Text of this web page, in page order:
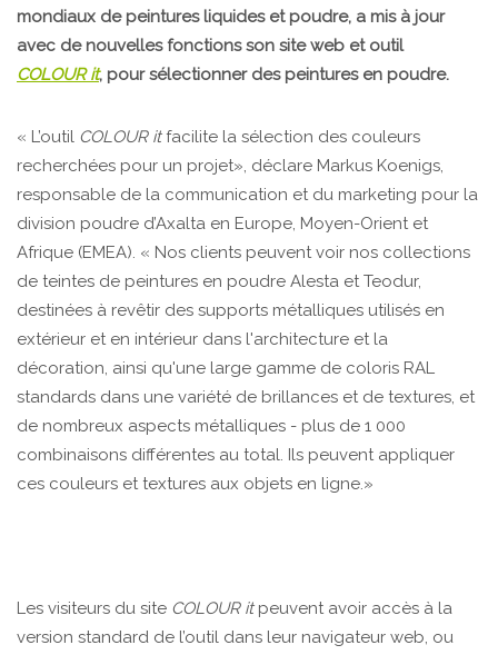
mondiaux de peintures liquides et poudre, a mis à jour
avec de nouvelles fonctions son site web et outil
COLOUR it, pour sélectionner des peintures en poudre.
« L’outil COLOUR itfacilite la sélection des couleurs
recherchées pour un projet», déclare Markus Koenigs,
responsable de la communication et du marketing pour la
division poudre d’Axalta en Europe, Moyen-Orient et
Afrique (EMEA). « Nos clients peuvent voir nos collections
de teintes de peintures en poudre Alesta et Teodur,
destinées à revêtir des supports métalliques utilisés en
extérieur et en intérieur dans l'architecture et la
décoration, ainsi qu'une large gamme de coloris RAL
standards dans une variété de brillances et de textures, et
de nombreux aspects métalliques - plus de 1 000
combinaisons différentes au total. Ils peuvent appliquer
ces couleurs et textures aux objets en ligne.»
Les visiteurs du site COLOUR itpeuvent avoir accès à la
version standard de l’outil dans leur navigateur web, ou